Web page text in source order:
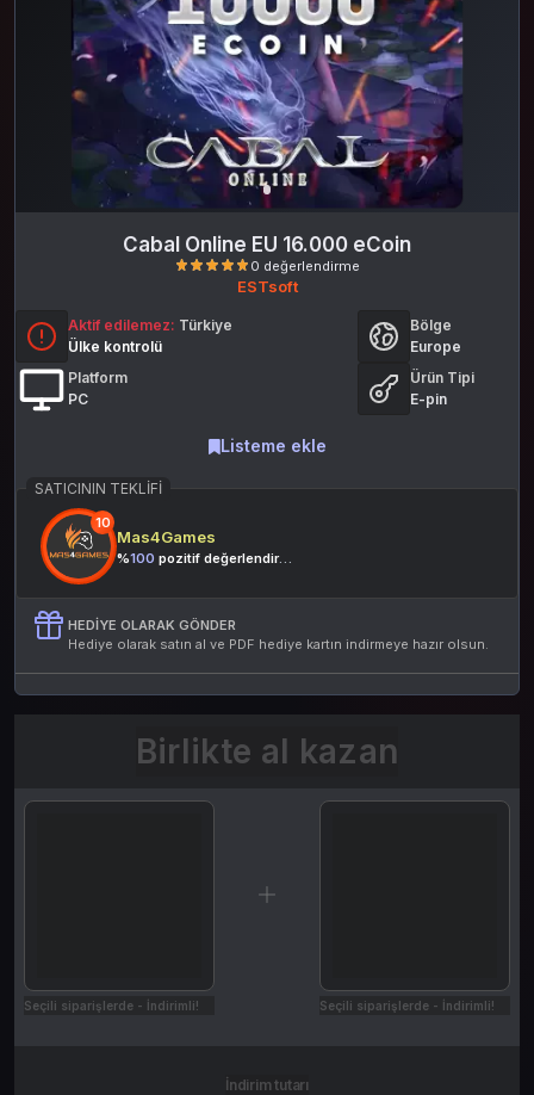
Cabal Online EU 16.000 eCoin
ESTsoft
Aktif edilemez: Türkiye
Ülke kontrolü
Bölge
Europe
Platform
PC
Ürün Tipi
E-pin
Listeme ekle
SATICININ TEKLIFI
10
Mas4Games
%100 pozitif değerlendirme
HEDIYE OLARAK GÖNDER
Hediye olarak satın al ve PDF hediye kartın indirmeye hazır olsun.
Birlikte al kazan
Seçili siparişlerde - İndirimli! Seçili siparişlerde - İndirimli!
İndirim tutarı